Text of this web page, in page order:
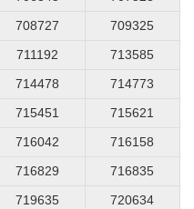
708727
709325
711192
713585
714478
714773
715451
715621
716042
716158
716829
716835
719635
720634